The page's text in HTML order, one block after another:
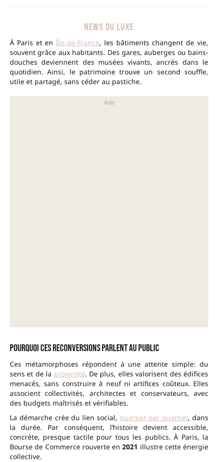
NEWS DU LUXE
À Paris et enÎle-de-France, les bâtiments changent de vie,
souvent grâce aux habitants. Des gares, auberges ou bains-
douches deviennent des musées vivants, ancrés dans le
quotidien. Ainsi, le patrimoine trouve un second souffle,
utile et partagé, sans céder au pastiche.
Pourquoi ces reconversions parlent au public
Ces métamorphoses répondent à une attente simple: du
sens et de la proximité. De plus, elles valorisent des édifices
menacés, sans construire à neuf ni artifices coûteux. Elles
associent collectivités, architectes et conservateurs, avec
des budgets maîtrisés et vérifiables.
La démarche crée du lien social, quartier par quartier, dans
la durée. Par conséquent, l’histoire devient accessible,
concrète, presque tactile pour tous les publics. À Paris, la
Bourse de Commerce rouverte en2021 illustre cette énergie
collective.